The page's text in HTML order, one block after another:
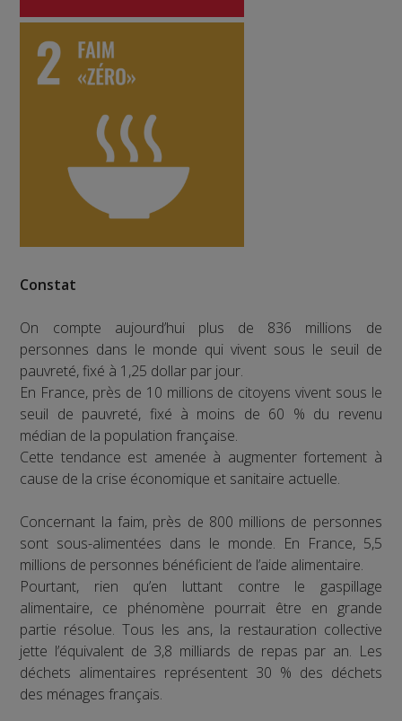
Constat
On compte aujourd’hui plus de 836 millions de
personnes dans le monde qui vivent sous le seuil de
pauvreté, fixé à 1,25 dollar par jour.
En France, près de 10 millions de citoyens vivent sous le
seuil de pauvreté, fixé à moins de 60 % du revenu
médian de la population française.
Cette tendance est amenée à augmenter fortement à
cause de la crise économique et sanitaire actuelle.
Concernant la faim, près de 800 millions de personnes
sont sous-alimentées dans le monde. En France, 5,5
millions de personnes bénéficient de l’aide alimentaire.
Pourtant, rien qu’en luttant contre le gaspillage
alimentaire, ce phénomène pourrait être en grande
partie résolue. Tous les ans, la restauration collective
jette l’équivalent de 3,8 milliards de repas par an. Les
déchets alimentaires représentent 30 % des déchets
des ménages français.